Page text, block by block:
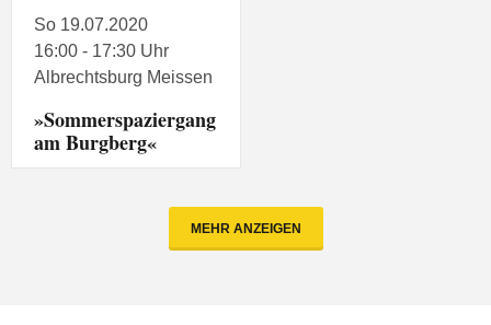
So 19.07.2020
16:00 - 17:30 Uhr
Albrechtsburg Meissen
»Sommerspaziergang
am Burgberg«
MEHR ANZEIGEN